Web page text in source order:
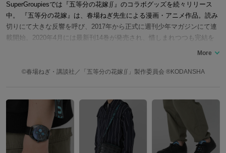
SuperGroupiesでは『五等分の花嫁∬』のコラボグッズを続々リリース
中。 『五等分の花嫁』は、春場ねぎ先生による漫画・アニメ作品。読み
切りにて大きな反響を呼び、2017年から正式に週刊少年マガジンにて連
載開始。2020年4月には最新刊14巻が発売され、惜しまれつつも完結を
迎えた。連載中にはアニメ化され、2期『五等分の花嫁∬』も現在放送
秀なことを買われ、同級生の五つ子の家庭教師としてアルバイトを始め
(CV.水瀬いのり)」の個性豊かな五つ子達は勉強嫌い・落第寸前という問
題児。そんな彼女達の信頼を得るべく、奮闘する風太郎に徐々に心を許
し始める五つ子達。五つ子の誰と風太郎が結ばれるのか、最後まで目が
離せないストーリー展開や魅力的なキャラクター達は大きな話題を呼ん
だ。 「五等分の花嫁 SPECIAL EVENT」などのイベント開催もするな
©春場ねぎ・講談社／「五等分の花嫁∬」製作委員会 ®KODANSHA